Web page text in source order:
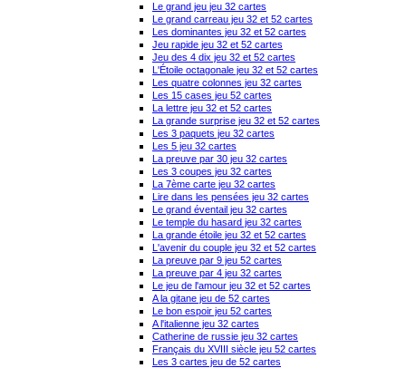
Le grand jeu jeu 32 cartes
Le grand carreau jeu 32 et 52 cartes
Les dominantes jeu 32 et 52 cartes
Jeu rapide jeu 32 et 52 cartes
Jeu des 4 dix jeu 32 et 52 cartes
L'Étoile octagonale jeu 32 et 52 cartes
Les quatre colonnes jeu 32 cartes
Les 15 cases jeu 52 cartes
La lettre jeu 32 et 52 cartes
La grande surprise jeu 32 et 52 cartes
Les 3 paquets jeu 32 cartes
Les 5 jeu 32 cartes
La preuve par 30 jeu 32 cartes
Les 3 coupes jeu 32 cartes
La 7ème carte jeu 32 cartes
Lire dans les pensées jeu 32 cartes
Le grand éventail jeu 32 cartes
Le temple du hasard jeu 32 cartes
La grande étoile jeu 32 et 52 cartes
L'avenir du couple jeu 32 et 52 cartes
La preuve par 9 jeu 52 cartes
La preuve par 4 jeu 32 cartes
Le jeu de l'amour jeu 32 et 52 cartes
A la gitane jeu de 52 cartes
Le bon espoir jeu 52 cartes
A l'italienne jeu 32 cartes
Catherine de russie jeu 32 cartes
Français du XVIII siècle jeu 52 cartes
Les 3 cartes jeu de 52 cartes